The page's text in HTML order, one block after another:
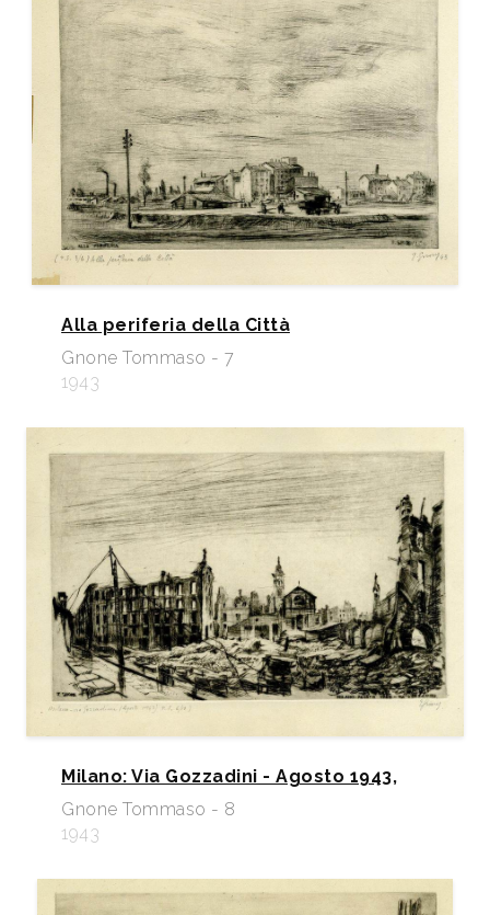
Alla periferia della Città
Gnone Tommaso - 7
1943
Milano: Via Gozzadini - Agosto 1943,
Gnone Tommaso - 8
1943